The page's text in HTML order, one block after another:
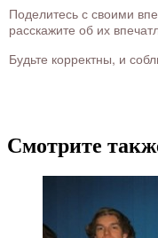
Поделитесь с своими
расскажите об их
Будьте корректны, и
Смотрите